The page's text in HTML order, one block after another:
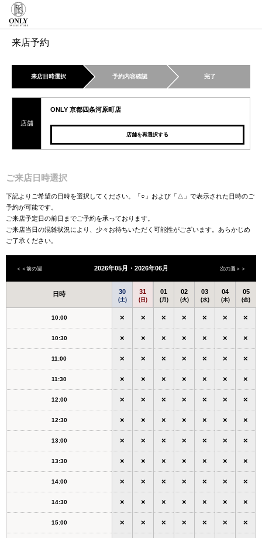
来店予約
来店日時選択 予約内容確認 完了
店舗
ONLY 京都四条河原町店
店舗を再選択する
ご来店日時選択
下記よりご希望の日時を選択してください。「○」および「△」で表示された日時のご
予約が可能です。
ご来店予定日の前日までご予約を承っております。
ご来店当日の混雑状況により、少々お待ちいただく可能性がございます。あらかじめ
ご了承ください。
＜＜前の週 2026年05月・2026年06月 次の週＞＞
日時 30
(土)
31
(日)
01
(月)
02
(火)
03
(水)
04
(木)
05
(金)
10:00 × × × × × × ×
10:30 × × × × × × ×
11:00 × × × × × × ×
11:30 × × × × × × ×
12:00 × × × × × × ×
12:30 × × × × × × ×
13:00 × × × × × × ×
13:30 × × × × × × ×
14:00 × × × × × × ×
14:30 × × × × × × ×
15:00 × × × × × × ×